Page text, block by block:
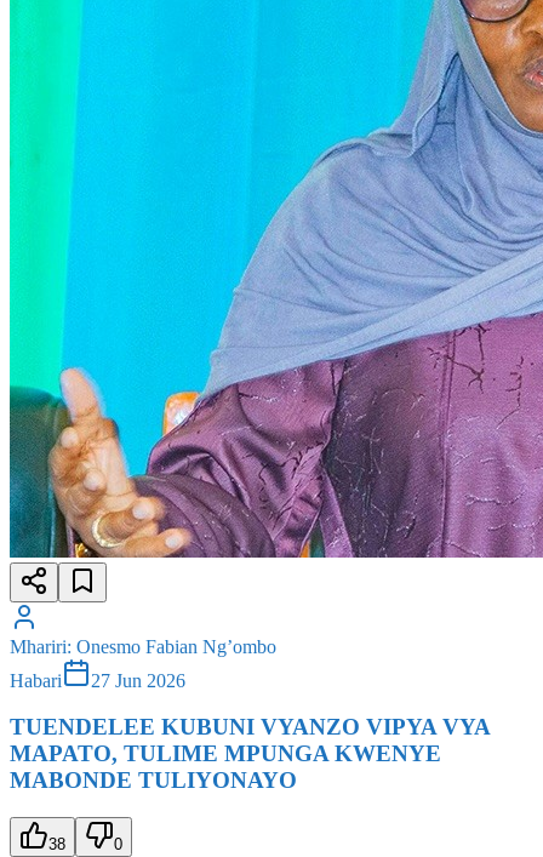
Mhariri
Onesmo Fabian Ng’ombo
Habari
27 Jun 2026
TUENDELEE KUBUNI VYANZO VIPYA VYA
MAPATO, TULIME MPUNGA KWENYE
MABONDE TULIYONAYO
38 0